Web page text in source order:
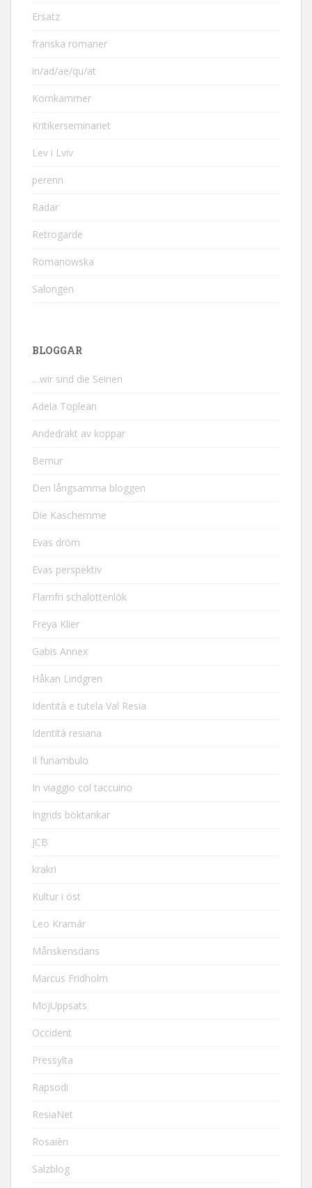
Ersatz
franska romaner
in/ad/ae/qu/at
Kornkammer
Kritikerseminariet
Lev i Lviv
perenn
Radar
Retrogarde
Romanowska
Salongen
BLOGGAR
…wir sind die Seinen
Adela Toplean
Andedräkt av koppar
Bernur
Den långsamma bloggen
Die Kaschemme
Evas dröm
Evas perspektiv
Flarnfri schalottenlök
Freya Klier
Gabis Annex
Håkan Lindgren
Identità e tutela Val Resia
Identità resiana
Il funambulo
In viaggio col taccuino
Ingrids boktankar
JCB
krakri
Kultur i öst
Leo Kramár
Månskensdans
Marcus Fridholm
MojUppsats
Occident
Pressylta
Rapsodi
ResiaNet
Rosaièn
Salzblog